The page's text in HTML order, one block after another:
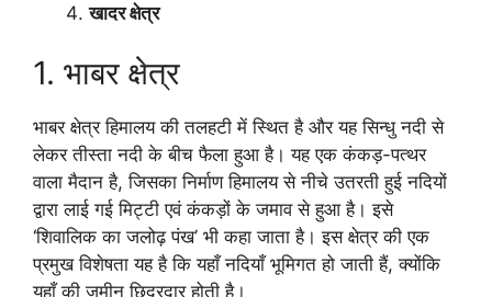
खादर क्षेत्र
1. भाबर क्षेत्र
भाबर क्षेत्र हिमालय की तलहटी में स्थित है और यह सिन्धु नदी से
लेकर तीस्ता नदी के बीच फैला हुआ है। यह एक कंकड़-पत्थर
वाला मैदान है, जिसका निर्माण हिमालय से नीचे उतरती हुई नदियों
द्वारा लाई गई मिट्टी एवं कंकड़ों के जमाव से हुआ है। इसे
‘शिवालिक का जलोढ़ पंख’ भी कहा जाता है। इस क्षेत्र की एक
प्रमुख विशेषता यह है कि यहाँ नदियाँ भूमिगत हो जाती हैं, क्योंकि
यहाँ की जमीन छिद्रदार होती है।